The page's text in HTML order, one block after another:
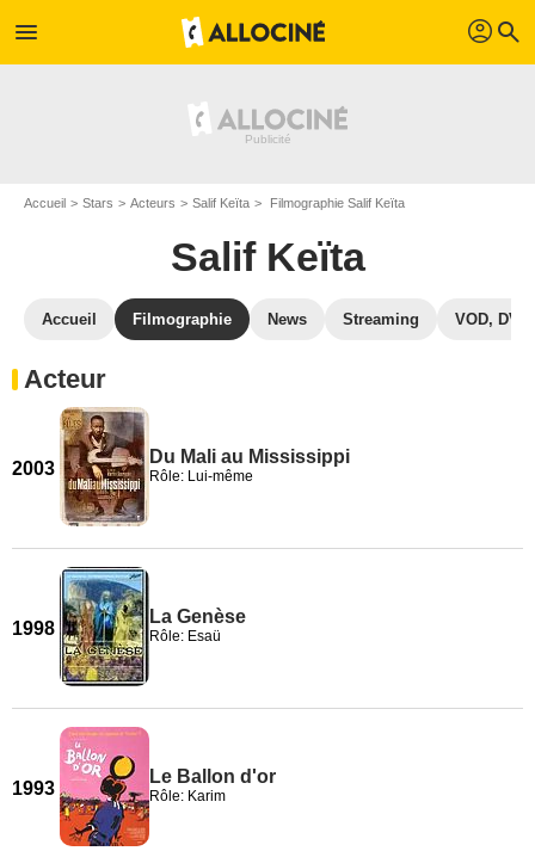
menu profil search
Accueil Stars Acteurs Salif Keïta Filmographie Salif Keïta
Salif Keïta
Accueil Filmographie News Streaming VOD, DVD
Acteur
2003
Du Mali au Mississippi
Rôle: Lui-même
1998
La Genèse
Rôle: Esaü
1993
Le Ballon d'or
Rôle: Karim